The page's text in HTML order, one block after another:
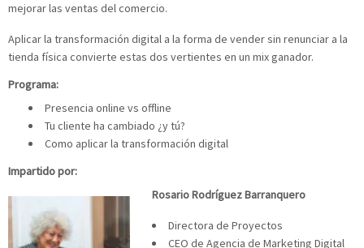
mejorar las ventas del comercio.
Aplicar la transformación digital a la forma de vender sin renunciar a la
tienda física convierte estas dos vertientes en un mix ganador.
Programa:
Presencia online vs offline
Tu cliente ha cambiado ¿y tú?
Como aplicar la transformación digital
Impartido por:
Rosario Rodríguez Barranquero
Directora de Proyectos
CEO de Agencia de Marketing Digital